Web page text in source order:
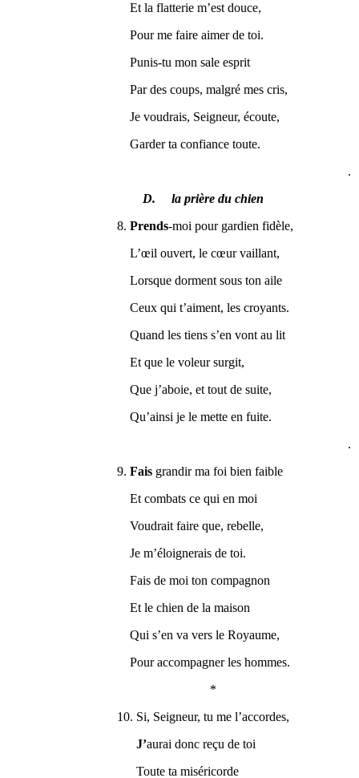
Et la flatterie m’est douce,
Pour me faire aimer de toi.
Punis-tu mon sale esprit
Par des coups, malgré mes cris,
Je voudrais, Seigneur, écoute,
Garder ta confiance toute.
.
D. la prière du chien
8.Prends-moi pour gardien fidèle,
L’œil ouvert, le cœur vaillant,
Lorsque dorment sous ton aile
Ceux qui t’aiment, les croyants.
Quand les tiens s’en vont au lit
Et que le voleur surgit,
Que j’aboie, et tout de suite,
Qu’ainsi je le mette en fuite.
.
9.Fais grandir ma foi bien faible
Et combats ce qui en moi
Voudrait faire que, rebelle,
Je m’éloignerais de toi.
Fais de moi ton compagnon
Et le chien de la maison
Qui s’en va vers le Royaume,
Pour accompagner les hommes.
*
10. Si, Seigneur, tu me l’accordes,
J’aurai donc reçu de toi
Toute ta miséricorde